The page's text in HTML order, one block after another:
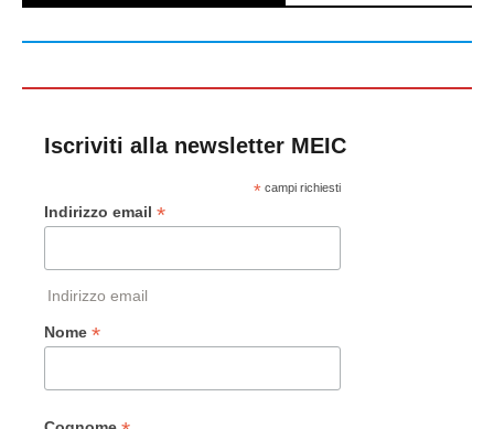
Iscriviti alla newsletter MEIC
*campi richiesti
Indirizzo email *
Indirizzo email
Nome *